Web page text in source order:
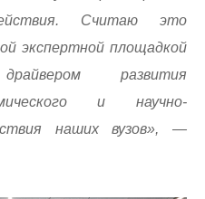
Считаю это
экспертной площадкой
развития
и научно-
наших вузов», —